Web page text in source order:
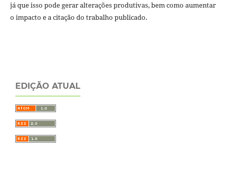
já que isso pode gerar alterações produtivas, bem como aumentar
o impacto e a citação do trabalho publicado.
EDIÇÃO ATUAL